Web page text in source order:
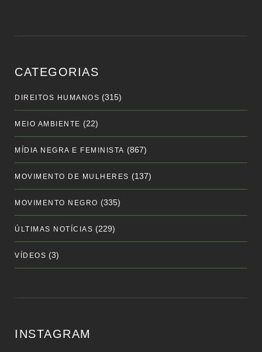
CATEGORIAS
DIREITOS HUMANOS (315)
MEIO AMBIENTE (22)
MÍDIA NEGRA E FEMINISTA (867)
MOVIMENTO DE MULHERES (137)
MOVIMENTO NEGRO (335)
ÚLTIMAS NOTÍCIAS (229)
VÍDEOS (3)
INSTAGRAM